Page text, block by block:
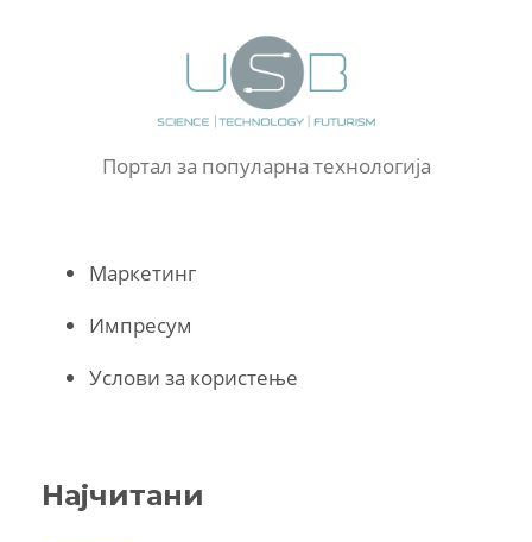
Портал за популарна технологија
Маркетинг
Импресум
Услови за користење
Најчитани